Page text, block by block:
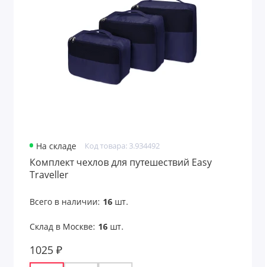
На складе Код товара: 3.934492
Комплект чехлов для путешествий Easy
Traveller
Всего в наличии: 16шт.
Склад в Москве: 16шт.
1025 ₽